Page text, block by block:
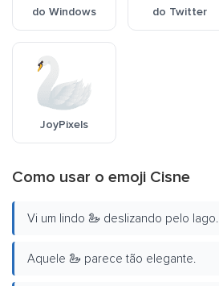
do Windows do Twitter
JoyPixels
Como usar o emoji Cisne
Vi um lindo 🦢 deslizando pelo lago.
Aquele 🦢 parece tão elegante.